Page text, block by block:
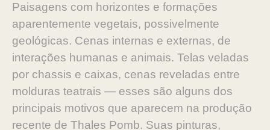
Paisagens com horizontes e formações
aparentemente vegetais, possivelmente
geológicas. Cenas internas e externas, de
interações humanas e animais. Telas veladas
por chassis e caixas, cenas reveladas entre
molduras teatrais — esses são alguns dos
principais motivos que aparecem na produção
recente de Thales Pomb. Suas pinturas,